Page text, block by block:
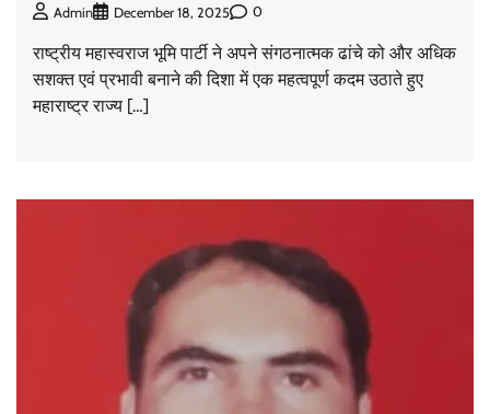
Admin December 18, 2025 0
राष्ट्रीय महास्वराज भूमि पार्टी ने अपने संगठनात्मक ढांचे को और अधिक
सशक्त एवं प्रभावी बनाने की दिशा में एक महत्वपूर्ण कदम उठाते हुए
महाराष्ट्र राज्य […]